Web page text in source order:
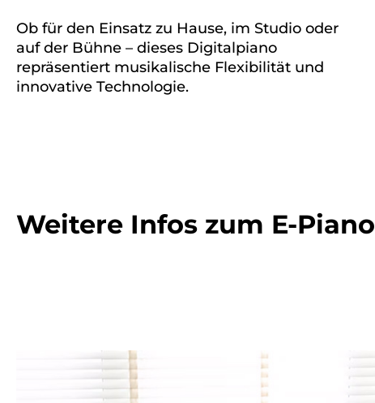
Ob für den Einsatz zu Hause, im Studio oder
auf der Bühne – dieses Digitalpiano
repräsentiert musikalische Flexibilität und
innovative Technologie.
Weitere Infos zum E-Piano